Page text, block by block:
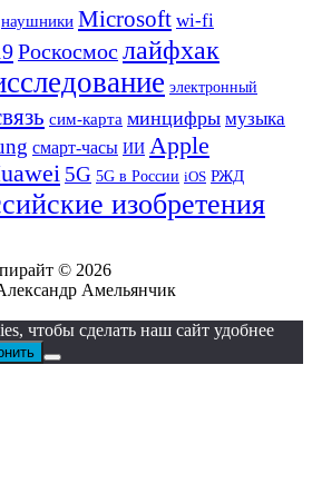
наушники Microsoft wi-fi
Роскосмос лайфхак
электронный
сим-карта минцифры музыка
смарт-часы ИИ Apple
5G 5G в России iOS РЖД
изобретения
© 2026
Амельянчик
чтобы сделать наш сайт удобнее